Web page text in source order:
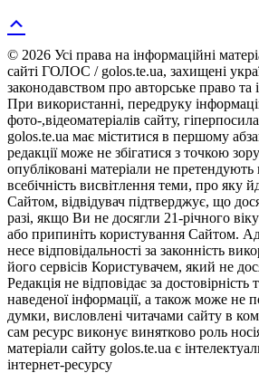
© 2026 Усі права на інформаційні
сайті ГОЛОС / golos.te.ua, захищені
законодавством про авторське право та
При використанні, передруку
фото-,відеоматеріалів сайту,
golos.te.ua має міститися в першому
редакції може не збігатися з точкою
опубліковані матеріали не претендують
всебічність висвітлення теми, про яку
Сайтом, відвідувач підтверджує, що
разі, якщо Ви не досягли 21-річного
або припиніть користування Сайтом.
несе відповідальності за законність
його сервісів Користувачем, який не
Редакція не відповідає за достовірність
наведеної інформації, а також може не
думки, висловлені читачами сайту в
сам ресурс виконує винятково роль
матеріали сайту golos.te.ua є
інтернет-ресурсу